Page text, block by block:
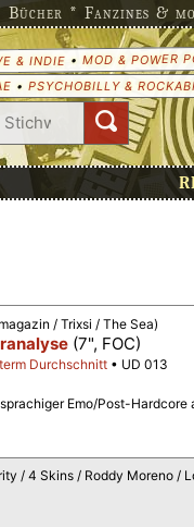
* Fanzines & more!
& INDIE • MOD & POWER
• PSYCHOBILLY &
/ Trixsi / The Sea)
(7", FOC)
Durchschnitt
UD 013
Emo/Post-Hardcore
/ 4 Skins / Roddy Moreno /